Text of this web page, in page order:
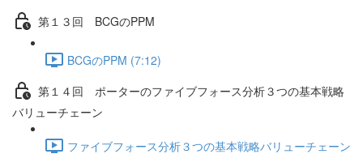
第１３回 BCGのPPM
BCGのPPM (7:12)
第１４回 ポーターのファイブフォース分析３つの基本戦略
バリューチェーン
ファイブフォース分析３つの基本戦略バリューチェーン